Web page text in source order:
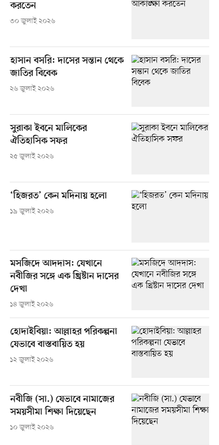
করতেন
৩০ জুলাই ২০২৬
হাসান বসরি: দাসের সন্তান থেকে
জাতির বিবেক
২৬ জুলাই ২০২৬
সুরাকা ইবনে মালিকের
ঐতিহাসিক সফর
২৫ জুলাই ২০২৬
‘হিজরত’ কেন মদিনায় হলো
১৯ জুলাই ২০২৬
মসজিদে আদদাস: যেখানে
নবীজির সঙ্গে এক খ্রিষ্টান দাসের
দেখা
১৪ জুলাই ২০২৬
হোদাইবিয়া: আল্লাহর পরিকল্পনা
যেভাবে বাস্তবায়িত হয়
১২ জুলাই ২০২৬
নবীজি (সা.) যেভাবে নামাজের
সময়সীমা শিক্ষা দিয়েছেন
১০ জুলাই ২০২৬